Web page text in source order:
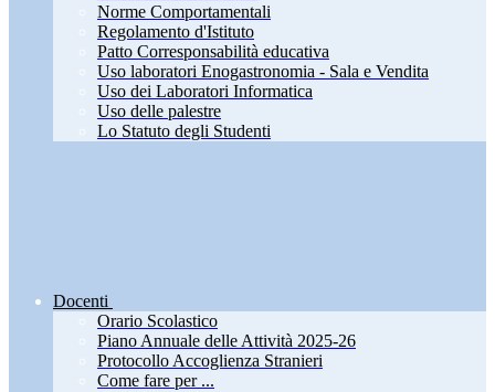
Norme Comportamentali
Regolamento d'Istituto
Patto Corresponsabilità educativa
Uso laboratori Enogastronomia - Sala e Vendita
Uso dei Laboratori Informatica
Uso delle palestre
Lo Statuto degli Studenti
Docenti
Orario Scolastico
Piano Annuale delle Attività 2025-26
Protocollo Accoglienza Stranieri
Come fare per ...